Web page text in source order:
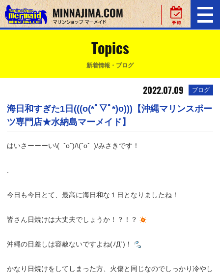
Topics
新着情報・ブログ
2022.07.09 ブログ
海日和すぎた1日(((o(*ﾟ▽ﾟ*)o)))【沖縄マリンスポー
ツ専門店★水納島マーメイド】
はいさーーーい\( ˆoˆ)/\(ˆoˆ )/みさきです！
今日も今日とて、最高に海日和な１日となりましたね！
皆さん日焼けは大丈夫でしょうか！？！？
沖縄の日差しは容赦ないですよね(ﾉД`)！
かなり日焼けをしてしまった方、火傷と同じなのでしっかり冷やし